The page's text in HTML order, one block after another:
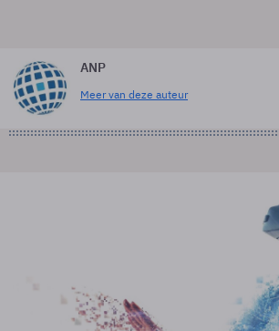
ANP
Meer van deze auteur